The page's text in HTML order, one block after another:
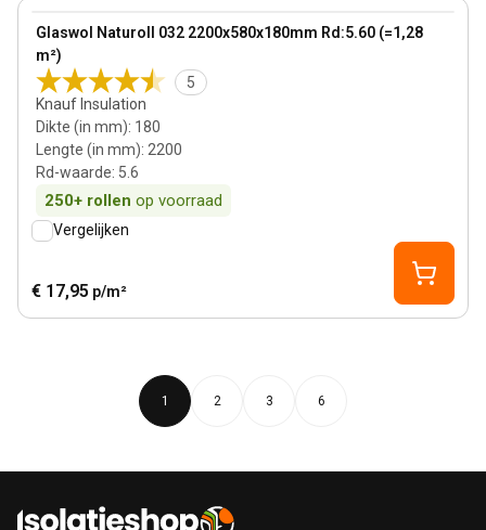
Glaswol Naturoll 032 2200x580x180mm Rd:5.60 (=1,28
m²)
5
Knauf Insulation
Dikte (in mm): 180
Lengte (in mm): 2200
Rd-waarde: 5.6
250+ rollen op voorraad
View product
Vergelijken
€ 17,95 p/m²
1 2 3 6